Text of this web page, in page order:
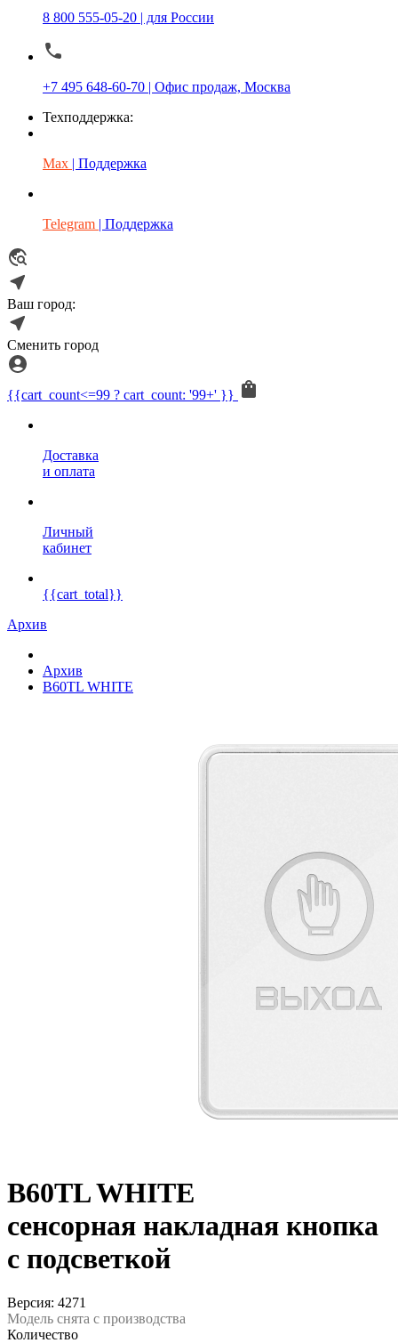
8 800 555-05-20 | для России
+7 495 648-60-70 | Офис продаж, Москва
Техподдержка:
Max | Поддержка
Telegram | Поддержка
Ваш город:
Сменить город
{{cart_count<=99 ? cart_count: '99+' }}
Доставка
и оплата
Личный
кабинет
{{cart_total}}
Архив
Архив
B60TL WHITE
B60TL WHITE
сенсорная накладная кнопка
с подсветкой
Версия: 4271
Модель снята с производства
Количество